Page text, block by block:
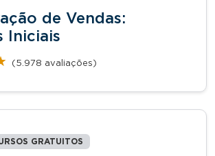
de Vendas:
Iniciais
(5.978 avaliações)
GRATUITOS